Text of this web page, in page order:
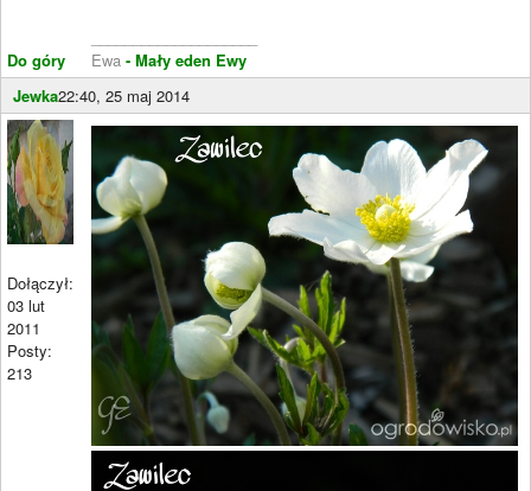
Do góry
Ewa - Mały eden Ewy
Jewka22:40, 25 maj 2014
Dołączył:
03 lut
2011
Posty:
213